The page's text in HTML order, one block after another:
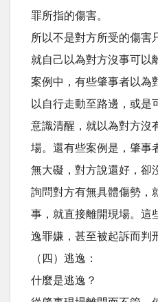
罪所指的傷害。
所以不是對方所受的傷害
就自己以為對方沒事可以
案例中，有些肇事者以為
以自行走動至路邊，或是
意識清醒，就以為對方沒
場。還有些案例是，肇事
無大礙，對方說還好，卻
詢問對方有無具體傷勢，
事，就直接離開現場。這
逸罪嫌，甚至被起訴而判
（四）逃逸：
什麼是逃逸？